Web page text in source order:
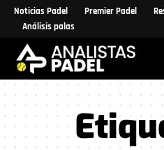
Noticias Padel Premier Padel
Análisis palas